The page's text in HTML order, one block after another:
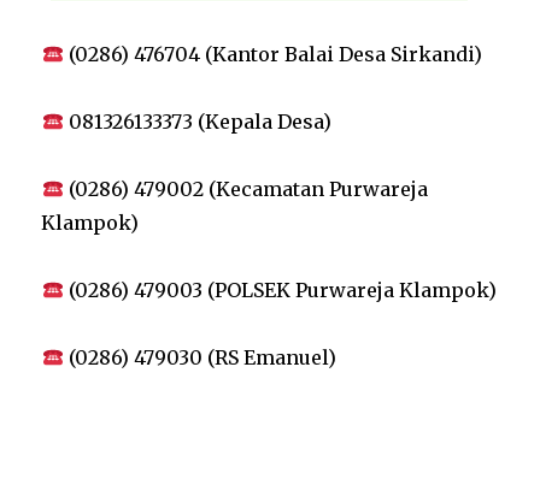
(0286) 476704 (Kantor Balai Desa Sirkandi)
081326133373 (Kepala Desa)
(0286) 479002 (Kecamatan Purwareja
Klampok)
(0286) 479003 (POLSEK Purwareja Klampok)
(0286) 479030 (RS Emanuel)